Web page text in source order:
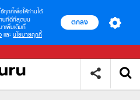
ช้คุกกี้เพื่อให้ท่านได้
นที่ดีที่สุดบน
าเพิ่มเติมที่
และ นโยบายคุกกี้
ตกลง